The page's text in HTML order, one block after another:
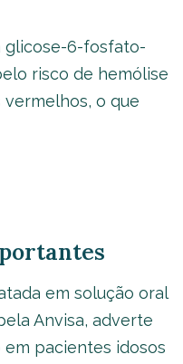
glicose-6-fosfato-
risco de hemólise
o que
em solução oral
Anvisa, adverte
pacientes idosos